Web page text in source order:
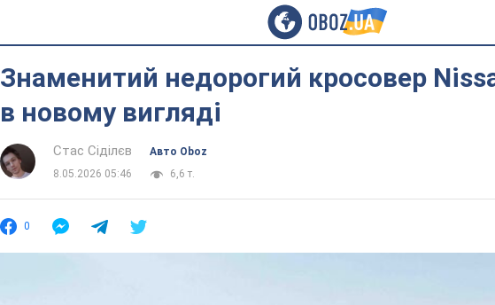
Знаменитий недорогий кросовер
в новому вигляді
Стас Сіділєв
Авто Oboz
8.05.2026 05:46
6,6 т.
0